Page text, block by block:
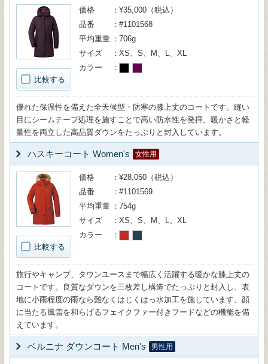
比較する
価格
¥35,000（税込）
品番
#1101568
平均重量
706g
サイズ
XS、S、M、L、XL
カラー
優れた保温性を備えた全天候型・防寒の膝上丈のコートです。縫い
目にシームテープ処理を施すことで高い防水性を発揮。暖かさと軽
量性を両立した高品質ダウンをたっぷりと封入しています。
ハスキーコート Women's 女性用
比較する
価格
¥28,050（税込）
品番
#1101569
平均重量
754g
サイズ
XS、S、M、L、XL
カラー
旅行やキャンプ、タウンユースまで幅広く活躍する暖かな膝上丈の
コートです。良質なダウンを三枚差し構造でたっぷりと封入し、表
地に小雨程度の雨なら難なくはじくはっ水加工を施しています。顔
に当たる風雪を和らげるフェイクファー付きフードなどの機能を備
えています。
ベルニナ ダウンコート Men's 男性用